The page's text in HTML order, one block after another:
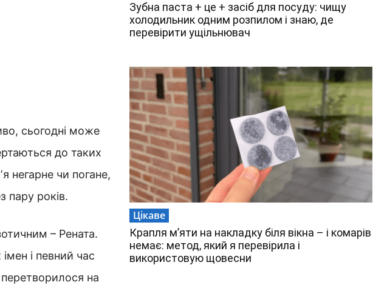
сьогодні може
до таких
негарне чи погане,
пару років.
– Рената.
і певний час
на
Зубна паста + це + засіб для посуду: чищу
холодильник одним розпилом і знаю, де
перевірити ущільнювач
Цікаве
Крапля м’яти на накладку біля вікна – і комарів
немає: метод, який я перевірила і
використовую щовесни